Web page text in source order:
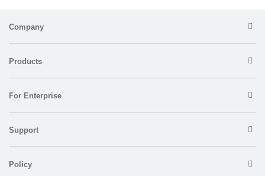
Company
Products
For Enterprise
Support
Policy